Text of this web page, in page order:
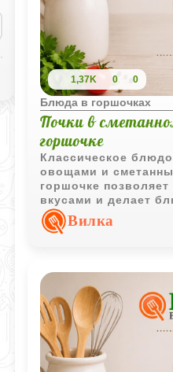
1,37K 0 0
Блюда в горшочках
Почки в
горшочке
Классическое
овощами и
горшочке
вкусами и делает
Вилка